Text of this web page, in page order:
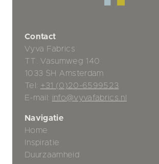
Contact
Vyva Fabrics
TT. Vasumweg 140
1033 SH Amsterdam
Tel: +31 (0)20-6599523
E-mail: info@vyvafabrics.nl
Navigatie
Home
Inspiratie
Duurzaamheid